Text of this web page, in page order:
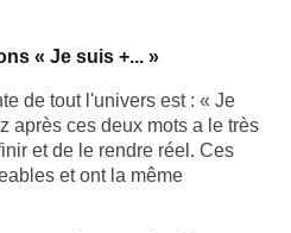
« Je suis +... »
de tout l'univers est : « Je
après ces deux mots a le très
et de le rendre réel. Ces
et ont la même